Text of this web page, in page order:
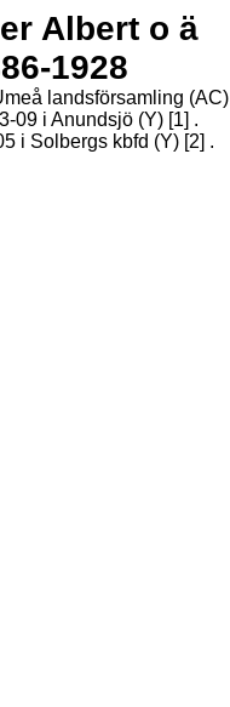
Albert o ä
1928
landsförsamling (AC)
09 i Anundsjö (Y) [1] .
i Solbergs kbfd (Y) [2] .